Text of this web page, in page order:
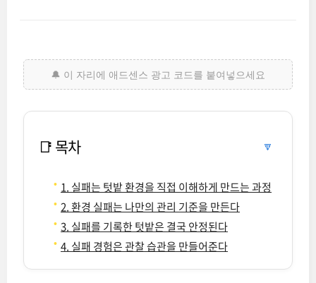
📑 목차 🔽
1. 실패는 텃밭 환경을 직접 이해하게 만드는 과정
2. 환경 실패는 나만의 관리 기준을 만든다
3. 실패를 기록한 텃밭은 결국 안정된다
4. 실패 경험은 관찰 습관을 만들어준다